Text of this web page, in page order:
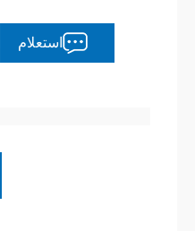
استعلام